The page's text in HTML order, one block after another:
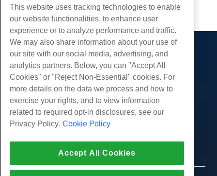
Kopiëren URL
Producten
Web hosting
Zakelijke hosting
White Label-wederverkoper
Beheerde Linux VPS
Onbeheerde Windows VPS
Cloud Servers
Diensten
Website-migraties
Gemeenschap
Productdocumentatie
Tutorials
Bedrijf
Over ons
Neem contact op
druk op
Politie
Ondersteuning
Live chat met ons
This website uses tracking technologies to enable
our website functionalities, to enhance user
experience or to analyze performance and traffic.
We may also share information about your use of
our site with our social media, advertising, and
analytics partners. Below, you can "Accept All
Cookies" or "Reject Non-Essential" cookies. For
more details on the data we process and how to
exercise your rights, and to view information
related to required opt-in disclosures, see our
Privacy Policy. Cookie Policy
Accept All Cookies